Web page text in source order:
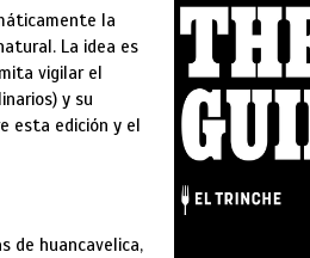
la
La idea es
vigilar el
y su
esta edición y el
de huancavelica,